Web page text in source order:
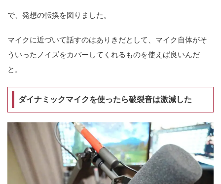
で、発想の転換を図りました。
マイクに近づいて話すのはありきだとして、マイク自体がそ
ういったノイズをカバーしてくれるものを使えば良いんだ
と。
ダイナミックマイクを使ったら破裂音は激減した